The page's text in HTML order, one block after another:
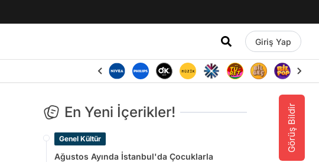
Giriş Yap
Görüş Bildir
En Yeni İçerikler!
Genel Kültür
Ağustos Ayında İstanbul'da Çocuklarla